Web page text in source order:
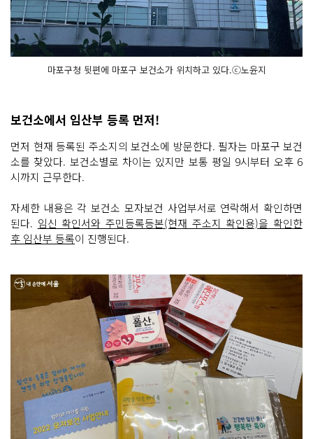
마포구청 뒷편에 마포구 보건소가 위치하고 있다.ⓒ노윤지
보건소에서 임산부 등록 먼저!
먼저 현재 등록된 주소지의 보건소에 방문한다. 필자는 마포구 보건
소를 찾았다. 보건소별로 차이는 있지만 보통 평일 9시부터 오후 6
시까지 근무한다.
자세한 내용은 각 보건소 모자보건 사업부서로 연락해서 확인하면
된다. 임신 확인서와 주민등록등본(현재 주소지 확인용)을 확인한
후 임산부 등록이 진행된다.